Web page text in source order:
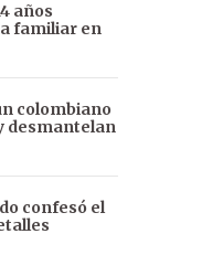
años
familiar en
colombiano
desmantelan
confesó el